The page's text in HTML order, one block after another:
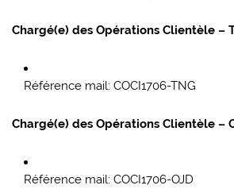
Chargé(e) des Opérations Clientèle –
Référence mail: COCI1706-TNG
Chargé(e) des Opérations Clientèle –
Référence mail: COCI1706-OJD